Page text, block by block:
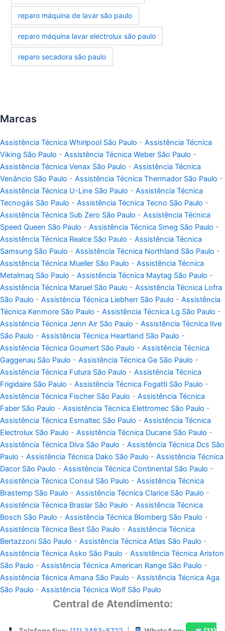
reparo máquina de lavar são paulo
reparo máquina lavar electrolux são paulo
reparo secadora são paulo
Marcas
Assistência Técnica Whirlpool São Paulo - Assistência Técnica
Viking São Paulo - Assistência Técnica Weber São Paulo -
Assistência Técnica Venax São Paulo - Assistência Técnica
Venâncio São Paulo - Assistência Técnica Thermador São Paulo -
Assistência Técnica U-Line São Paulo - Assistência Técnica
Tecnogás São Paulo - Assistência Técnica Tecno São Paulo -
Assistência Técnica Sub Zero São Paulo - Assistência Técnica
Speed Queen São Paulo - Assistência Técnica Smeg São Paulo -
Assistência Técnica Realce São Paulo - Assistência Técnica
Samsung São Paulo - Assistência Técnica Northland São Paulo -
Assistência Técnica Mueller São Paulo - Assistência Técnica
Metalmaq São Paulo - Assistência Técnica Maytag São Paulo -
Assistência Técnica Maruel São Paulo - Assistência Técnica Lofra
São Paulo - Assistência Técnica Liebherr São Paulo - Assistência
Técnica Kenmore São Paulo - Assistência Técnica Lg São Paulo -
Assistência Técnica Jenn Air São Paulo - Assistência Técnica Ilve
São Paulo - Assistência Técnica Heartland São Paulo -
Assistência Técnica Goumert São Paulo - Assistência Técnica
Gaggenau São Paulo - Assistência Técnica Ge São Paulo -
Assistência Técnica Futura São Paulo - Assistência Técnica
Frigidaire São Paulo - Assistência Técnica Fogatti São Paulo -
Assistência Técnica Fischer São Paulo - Assistência Técnica
Faber São Paulo - Assistência Técnica Elettromec São Paulo -
Assistência Técnica Esmaltec São Paulo - Assistência Técnica
Electrolux São Paulo - Assistência Técnica Ducane São Paulo -
Assistência Técnica Diva São Paulo - Assistência Técnica Dcs São
Paulo - Assistência Técnica Dako São Paulo - Assistência Técnica
Dacor São Paulo - Assistência Técnica Continental São Paulo -
Assistência Técnica Consul São Paulo - Assistência Técnica
Brastemp São Paulo - Assistência Técnica Clarice São Paulo -
Assistência Técnica Braslar São Paulo - Assistência Técnica
Bosch São Paulo - Assistência Técnica Blomberg São Paulo -
Assistência Técnica Best São Paulo - Assistência Técnica
Bertazzoni São Paulo - Assistência Técnica Atlas São Paulo -
Assistência Técnica Asko São Paulo - Assistência Técnica Ariston
São Paulo - Assistência Técnica American Range São Paulo -
Assistência Técnica Amana São Paulo - Assistência Técnica Aga
São Paulo - Assistência Técnica Wolf São Paulo
Central de Atendimento: